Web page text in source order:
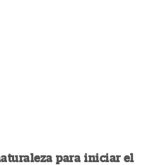
para iniciar el